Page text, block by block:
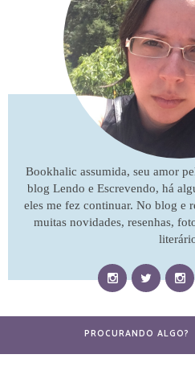
Bookhalic assumida, seu amor
blog Lendo e Escrevendo, há
eles me fez continuar. No blog e
muitas novidades, resenhas,